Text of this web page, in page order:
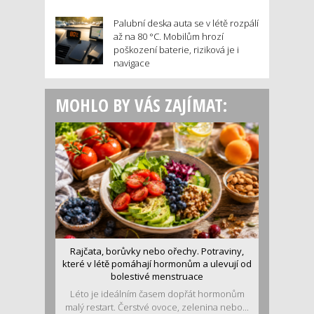
Palubní deska auta se v létě rozpálí
až na 80 °C. Mobilům hrozí
poškození baterie, riziková je i
navigace
MOHLO BY VÁS ZAJÍMAT:
Rajčata, borůvky nebo ořechy. Potraviny,
které v létě pomáhají hormonům a ulevují od
bolestivé menstruace
Léto je ideálním časem dopřát hormonům
malý restart. Čerstvé ovoce, zelenina nebo...